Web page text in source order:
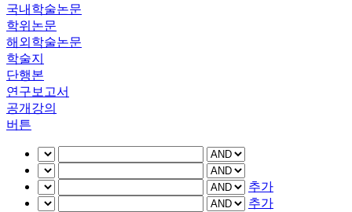
국내학술논문
학위논문
해외학술논문
학술지
단행본
연구보고서
공개강의
버튼
추가
추가